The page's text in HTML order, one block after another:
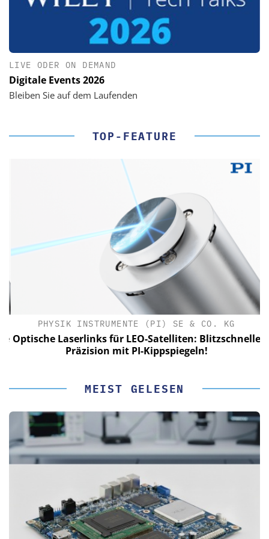
LIVE ODER ON DEMAND
Digitale Events 2026
Bleiben Sie auf dem Laufenden
TOP-FEATURE
PHYSIK INSTRUMENTE (PI) SE & CO. KG
Optische Laserlinks für LEO-Satelliten: Blitzschnelle
Präzision mit PI-Kippspiegeln!
MEIST GELESEN